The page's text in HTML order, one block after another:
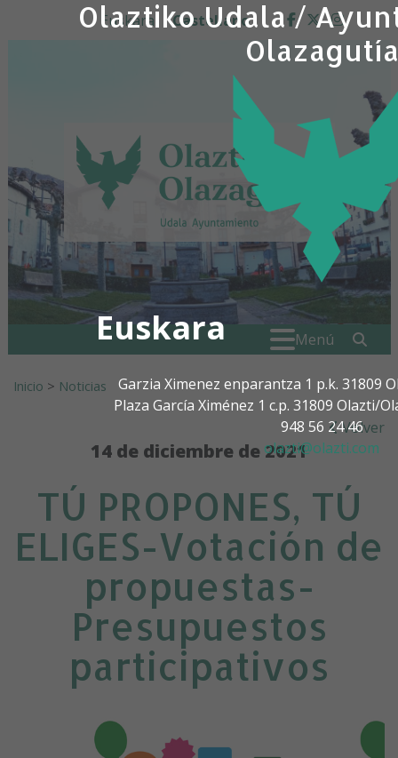
Olaztiko Udala /
Olazagutía
Euskara
Garzia Ximenez enparantza 1 p.k. 31809
Plaza García Ximénez 1 c.p. 31809 Olazti/
948 56 24 46
olazti@olazti.com
Ir al contenido
Euskara Castellano facebook
twitter
Menú
Inicio > Noticias
Volver
14 de diciembre de 2021
TÚ PROPONES, TÚ
ELIGES-Votación de
propuestas-
Presupuestos
participativos